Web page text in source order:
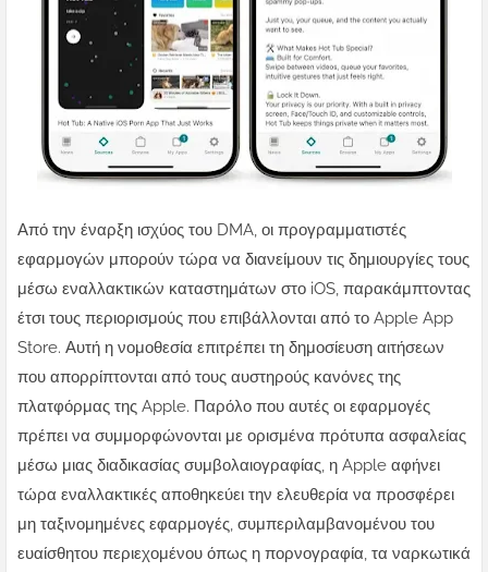
Από την έναρξη ισχύος του DMA, οι προγραμματιστές
εφαρμογών μπορούν τώρα να διανείμουν τις δημιουργίες τους
μέσω εναλλακτικών καταστημάτων στο iOS, παρακάμπτοντας
έτσι τους περιορισμούς που επιβάλλονται από το Apple App
Store. Αυτή η νομοθεσία επιτρέπει τη δημοσίευση αιτήσεων
που απορρίπτονται από τους αυστηρούς κανόνες της
πλατφόρμας της Apple. Παρόλο που αυτές οι εφαρμογές
πρέπει να συμμορφώνονται με ορισμένα πρότυπα ασφαλείας
μέσω μιας διαδικασίας συμβολαιογραφίας, η Apple αφήνει
τώρα εναλλακτικές αποθηκεύει την ελευθερία να προσφέρει
μη ταξινομημένες εφαρμογές, συμπεριλαμβανομένου του
ευαίσθητου περιεχομένου όπως η πορνογραφία, τα ναρκωτικά